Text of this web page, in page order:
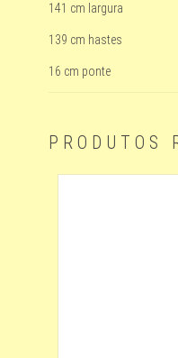
141 cm largura
139 cm hastes
16 cm ponte
PRODUTOS